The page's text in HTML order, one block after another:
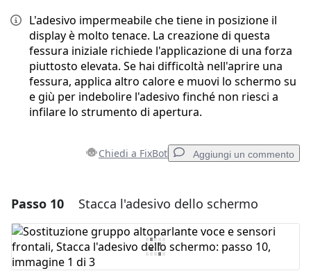
L'adesivo impermeabile che tiene in posizione il
display è molto tenace. La creazione di questa
fessura iniziale richiede l'applicazione di una forza
piuttosto elevata. Se hai difficoltà nell'aprire una
fessura, applica altro calore e muovi lo schermo su
e giù per indebolire l'adesivo finché non riesci a
infilare lo strumento di apertura.
Chiedi a FixBot Aggiungi un commento
Aggiungi un commento
Aggiungi Commento
Passo 10 Stacca l'adesivo dello schermo